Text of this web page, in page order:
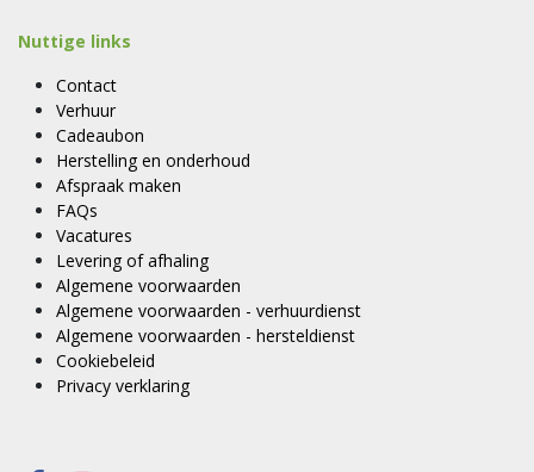
Nuttige links
Contact
Verhuur
Cadeaubon
Herstelling en onderhoud
Afspraak maken
FAQs
Vacatures
Levering of afhaling
Algemene voorwaarden
Algemene voorwaarden - verhuurdienst
Algemene voorwaarden - hersteldienst
Cookiebeleid
Privacy verklaring